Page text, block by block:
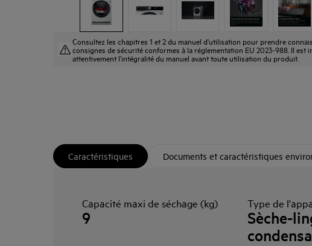
Consultez les chapitres 1 et 2 du manuel d'utilisation pour prendre
consignes de sécurité conformes à la réglementation EU 2023-988. Il est
attentivement l'intégralité du manuel avant toute utilisation du produit.
Caractéristiques Documents et caractéristiques
Capacité maxi de séchage (kg)
9
Type de
Sèche-